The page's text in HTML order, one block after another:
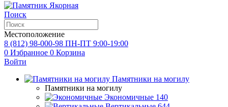
Поиск
Местоположение
8 (812) 98-000-98 ПН-ПТ 9:00-19:00
0 Избранное 0 Корзина
Войти
Памятники на могилу
Памятники на могилу
Экономичные 140